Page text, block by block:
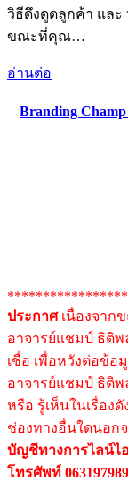
วิธีดึงดูดลูกค้า แล
ขณะที่คุณ…
อ่านต่อ
Branding Champ
ประกาศเนื่องจาก
อาจารย์แชมป์ ธิติพ
เชื่อ เพื่อหวังต่อข้
อาจารย์แชมป์ ธิติพ
หรือ รู้เห็นในเรื่อง
ช่องทางอื่นใดนอก
บัญชีทางการไลน์ไ
โทรศัพท์